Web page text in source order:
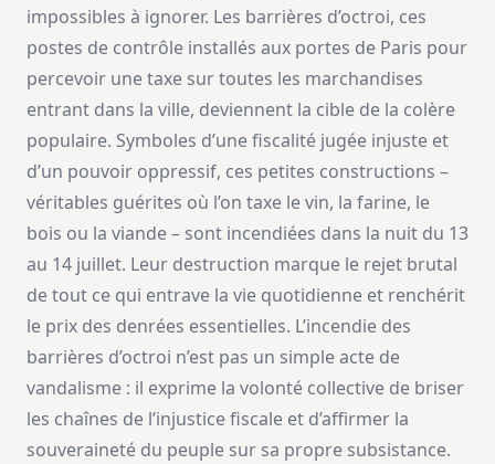
impossibles à ignorer. Les barrières d’octroi, ces
postes de contrôle installés aux portes de Paris pour
percevoir une taxe sur toutes les marchandises
entrant dans la ville, deviennent la cible de la colère
populaire. Symboles d’une fiscalité jugée injuste et
d’un pouvoir oppressif, ces petites constructions –
véritables guérites où l’on taxe le vin, la farine, le
bois ou la viande – sont incendiées dans la nuit du 13
au 14 juillet. Leur destruction marque le rejet brutal
de tout ce qui entrave la vie quotidienne et renchérit
le prix des denrées essentielles. L’incendie des
barrières d’octroi n’est pas un simple acte de
vandalisme : il exprime la volonté collective de briser
les chaînes de l’injustice fiscale et d’affirmer la
souveraineté du peuple sur sa propre subsistance.